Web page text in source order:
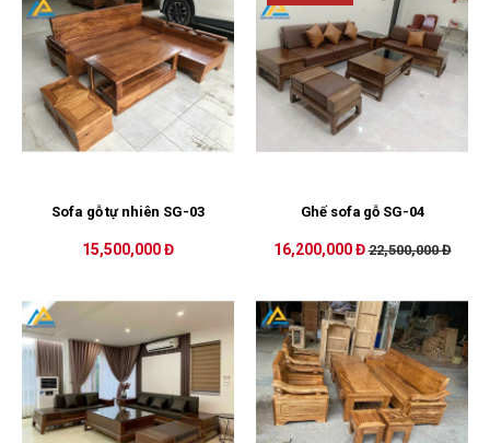
Sofa gỗ tự nhiên SG-03
15,500,000 Đ
Ghế sofa gỗ SG-04
16,200,000 Đ 22,500,000 Đ